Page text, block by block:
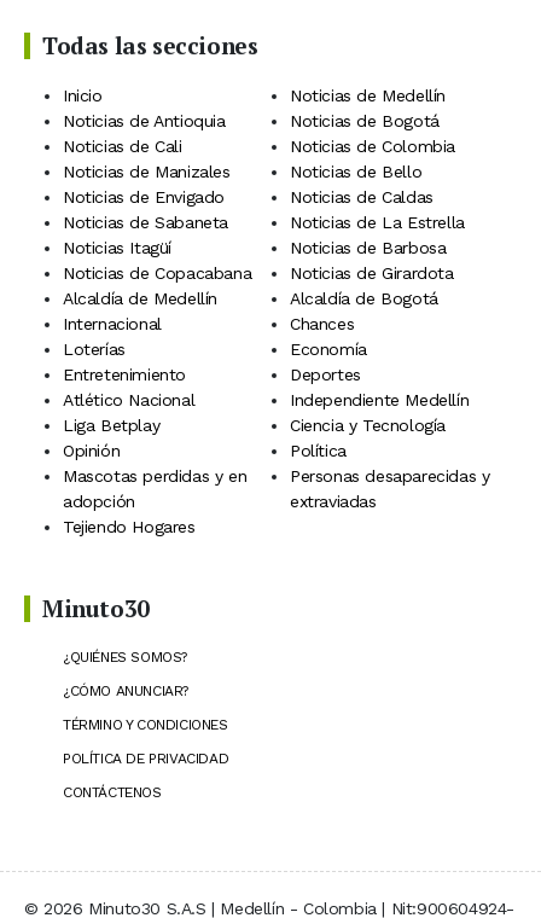
Todas las secciones
Inicio
Noticias de Medellín
Noticias de Antioquia
Noticias de Bogotá
Noticias de Cali
Noticias de Colombia
Noticias de Manizales
Noticias de Bello
Noticias de Envigado
Noticias de Caldas
Noticias de Sabaneta
Noticias de La Estrella
Noticias Itagüí
Noticias de Barbosa
Noticias de Copacabana
Noticias de Girardota
Alcaldía de Medellín
Alcaldía de Bogotá
Internacional
Chances
Loterías
Economía
Entretenimiento
Deportes
Atlético Nacional
Independiente Medellín
Liga Betplay
Ciencia y Tecnología
Opinión
Política
Mascotas perdidas y en
adopción
Personas desaparecidas y
extraviadas
Tejiendo Hogares
Minuto30
¿QUIÉNES SOMOS?
¿CÓMO ANUNCIAR?
TÉRMINO Y CONDICIONES
POLÍTICA DE PRIVACIDAD
CONTÁCTENOS
© 2026 Minuto30 S.A.S | Medellín - Colombia | Nit:900604924-